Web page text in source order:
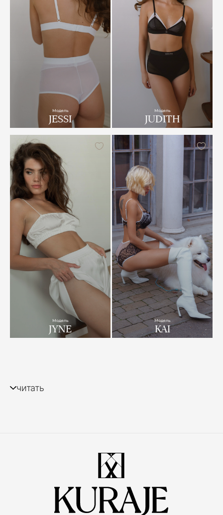
Модель
JESSI
Модель
JUDITH
Модель
JYNE
Модель
KAI
читать